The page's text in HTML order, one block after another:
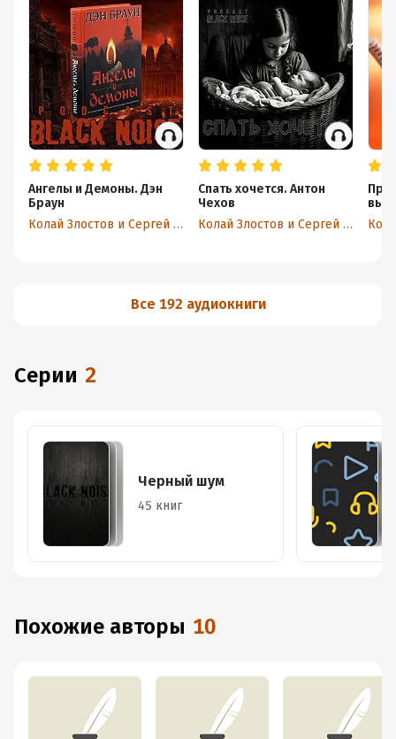
Ангелы и Демоны. Дэн
Браун
Колай Злостов и Сергей Мирин
Спать хочется. Антон
Чехов
Колай Злостов и Сергей Мирин
Все 192 аудиокниги
Серии 2
Черный шум
45 книг
Похожие авторы 10